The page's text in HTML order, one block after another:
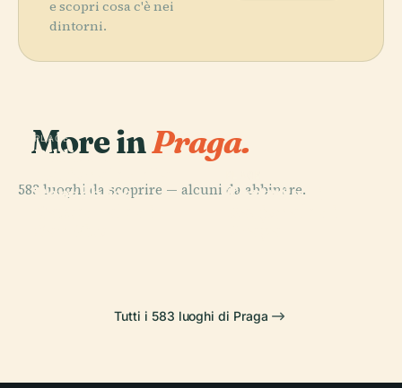
e scopri cosa c'è nei
dintorni.
More inPraga.
583 luoghi da scoprire — alcuni da abbinare.
PLACE
Biblioteca
Repubblica
Castello di
PLACE
Teatro
Tutti i 583 luoghi di Praga